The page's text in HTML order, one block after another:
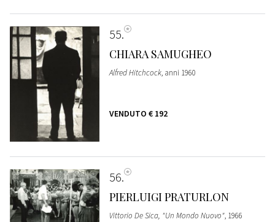
55
CHIARA SAMUGHEO
Alfred Hitchcock, anni 1960
VENDUTO € 192
56
PIERLUIGI PRATURLON
Vittorio De Sica, "Un Mondo Nuovo", 1966